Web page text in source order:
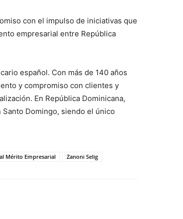
con el impulso de iniciativas que
empresarial entre República
español. Con más de 140 años
y compromiso con clientes y
En República Dominicana,
Domingo, siendo el único
Mérito Empresarial Zanoni Selig